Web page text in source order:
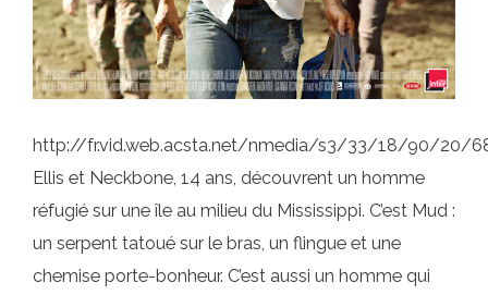
http://fr.vid.web.acsta.net/nmedia/s3/33/18/90/20/
Ellis et Neckbone, 14 ans, découvrent un homme
réfugié sur une île au milieu du Mississippi. C’est Mud :
un serpent tatoué sur le bras, un flingue et une
chemise porte-bonheur. C’est aussi un homme qui